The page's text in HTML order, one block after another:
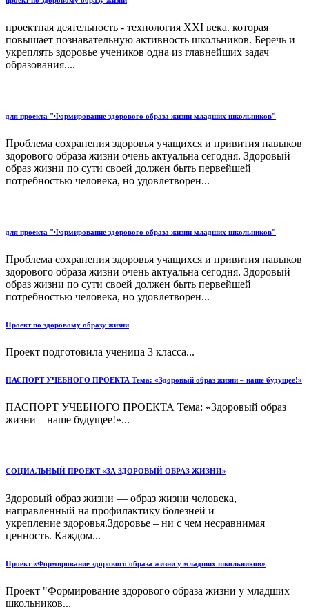
проектная деятельность - технология XXI века. которая
повышает познавательную активность школьников. Беречь и
укреплять здоровье учеников одна из главнейших задач
образования....
для проекта "Формирование здорового образа жизни младших школьников"
Проблема сохранения здоровья учащихся и привития навыков
здорового образа жизни очень актуальна сегодня. Здоровый
образ жизни по сути своей должен быть первейшей
потребностью человека, но удовлетворен...
для проекта "Формирование здорового образа жизни младших школьников"
Проблема сохранения здоровья учащихся и привития навыков
здорового образа жизни очень актуальна сегодня. Здоровый
образ жизни по сути своей должен быть первейшей
потребностью человека, но удовлетворен...
Проект по здоровому образу жизни
Проект подготовила ученица 3 класса...
ПАСПОРТ УЧЕБНОГО ПРОЕКТА Тема: «Здоровый образ жизни – наше будущее!»
ПАСПОРТ УЧЕБНОГО ПРОЕКТА Тема: «Здоровый образ
жизни – наше будущее!»...
СОЦИАЛЬНЫЙ ПРОЕКТ «ЗА ЗДОРОВЫЙ ОБРАЗ ЖИЗНИ»
Здоровый образ жизни — образ жизни человека,
направленный на профилактику болезней и
укрепление здоровья.Здоровье – ни с чем несравнимая
ценность. Каждом...
Проект «Формирование здорового образа жизни у младших школьников»
Проект "Формирование здорового образа жизни у младших
школьников...